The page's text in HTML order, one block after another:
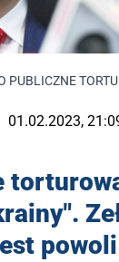
PUBLICZNE
01.02.2023,